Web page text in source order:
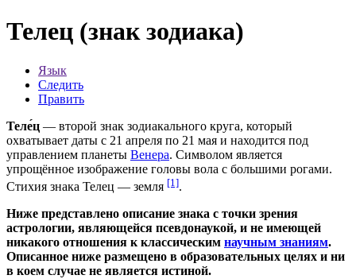
Телец (знак зодиака)
Язык
Следить
Править
Теле́ц — второй знак зодиакального круга, который
охватывает даты с 21 апреля по 21 мая и находится под
управлением планеты Венера. Символом является
упрощённое изображение головы вола с большими рогами.
Стихия знака Телец — земля [1].
Ниже представлено описание знака с точки зрения
астрологии, являющейся псевдонаукой, и не имеющей
никакого отношения к классическим научным знаниям.
Описанное ниже размещено в образовательных целях и ни
в коем случае не является истиной.